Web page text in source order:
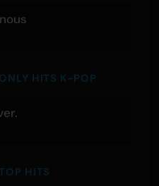
ONLY HITS K-POP
TOP HITS